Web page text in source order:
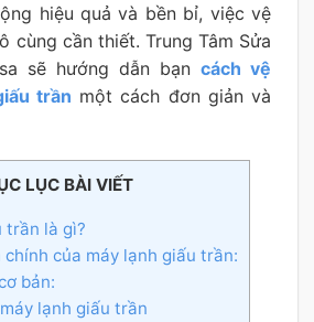
hiệu quả và bền bỉ, việc vệ
cùng cần thiết. Trung Tâm Sửa
sẽ hướng dẫn bạn cách vệ
trần một cách đơn giản và
LỤC BÀI VIẾT
trần là gì?
chính của máy lạnh giấu trần:
bản:
lạnh giấu trần